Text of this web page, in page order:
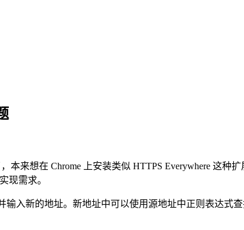
来想在 Chrome 上安装类似 HTTPS Everywhere 这种
现需求。
入新的地址。新地址中可以使用源地址中正则表达式